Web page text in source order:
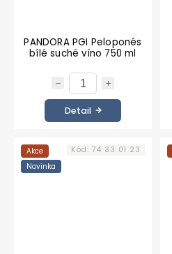
PANDORA PGI Peloponés
bílé suché víno 750 ml
Detail
Akce
Novinka
Kód: 74 33 01 23